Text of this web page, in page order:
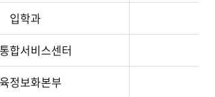
입학과
합서비스센터
정보화본부